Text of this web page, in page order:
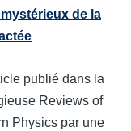
de la
publié dans la
Reviews of
Physics par une